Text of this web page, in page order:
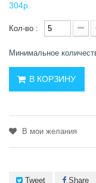
304р.
Кол-во :
Минимальное
В КОРЗИНУ
В мои желания
Tweet Share